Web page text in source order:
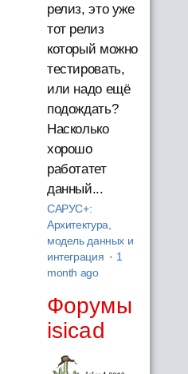
релиз, это уже
тот релиз
который можно
тестировать,
или надо ещё
подождать?
Насколько
хорошо
работатет
данный...
САРУС+:
Архитектура,
модель данных и
интеграция · 1
month ago
Форумы
isicad